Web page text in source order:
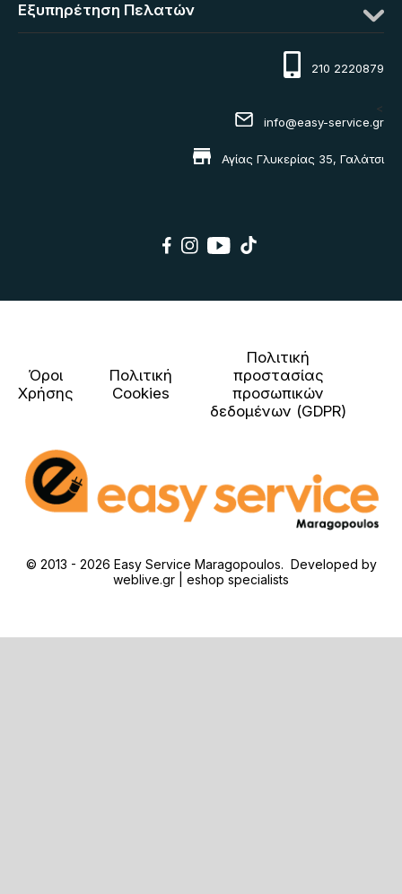
Εξυπηρέτηση Πελατών
210 2220879
<
info@easy-service.gr
Αγίας Γλυκερίας 35, Γαλάτσι
Όροι
Χρήσης
Πολιτική
Cookies
Πολιτική
προστασίας
προσωπικών
δεδομένων (GDPR)
© 2013 - 2026 Easy Service Maragopoulos. Developed by
weblive.gr | eshop specialists